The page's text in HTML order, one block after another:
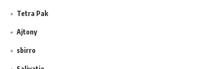
Tetra Pak
Ajtony
sbirro